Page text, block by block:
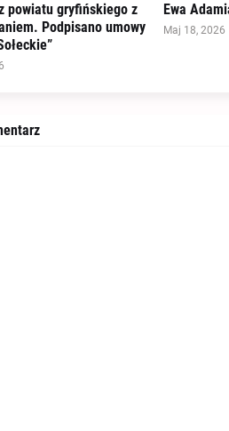
powiatu gryfińskiego z
Podpisano umowy
Ewa
Maj 18, 2026